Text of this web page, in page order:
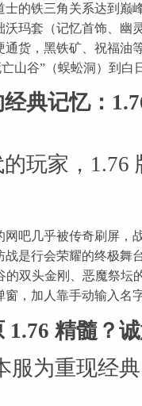
士的铁三角关系达到
沃玛套（记忆首饰、
通货，黑铁矿、祝福
山谷”（蜈蚣洞）到
典记忆：
玩家，1.76
网吧几乎被传奇刷屏
战是行会荣耀的终极
的双头金刚、恶魔祭
窗，加人靠手动输入名
1.76 精髓？
服为重现经